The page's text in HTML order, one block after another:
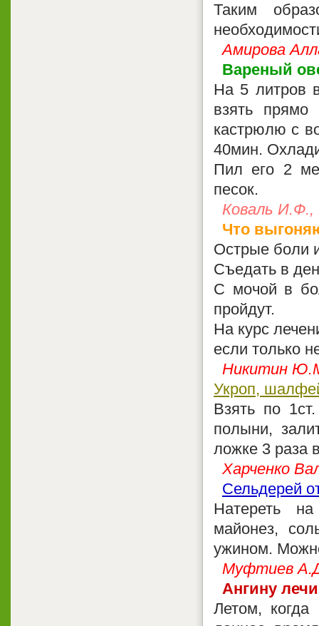
Таким
Амирова
Вареный
На 5 литров
взять
кастрюлю с
40мин.
Пил его 2
песок.
Коваль И.Ф.,
Что
Острые боли
Съедать в
С мочой в
пройдут.
На курс
если только
Никитин
Укроп,
Взять по
полыни,
ложке 3 раза
Харченко
Сельдерей
Натереть
майонез,
ужином.
Муфтиев
Ангину
Летом,